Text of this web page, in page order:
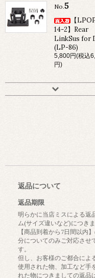
No.5
【
14-2】Rear
LinkSus for
(LP-86)
5,800円(税込
円)
返品について
返品期限
明らかに当店ミスによる返
ム(サイズ違いなど)につきま
【商品到着から7日間以内
分についてのみご対応させ
す。
但し、お客様のご都合によ
使用された物、加工など手
れた物につきましての返品